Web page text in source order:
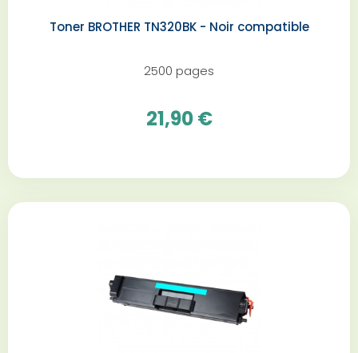
Toner BROTHER TN320BK - Noir compatible
2500 pages
21,90 €